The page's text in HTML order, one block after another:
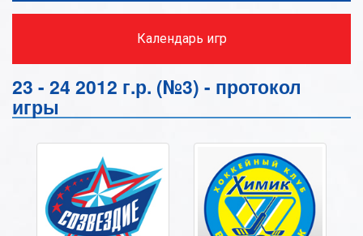
Календарь игр
23 - 24 2012 г.р. (№3) - протокол
игры